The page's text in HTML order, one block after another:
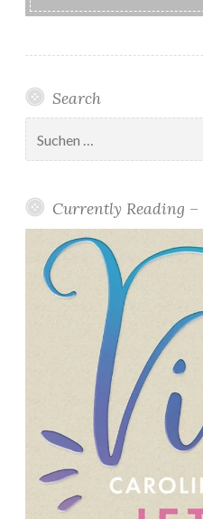
Search
nach:
Currently Reading –